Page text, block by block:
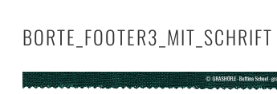
BORTE_FOOTER3_MIT_SCHRIFT